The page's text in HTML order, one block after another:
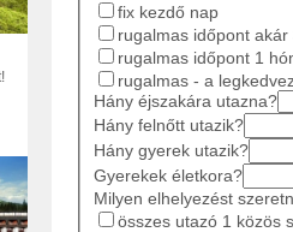
fix kezdő nap
rugalmas időpont
rugalmas időpont 1
rugalmas - a
Hány éjszakára utazna?
Hány felnőtt utazik?
Hány gyerek utazik?
Gyerekek életkora?
Milyen elhelyezést
összes utazó 1 közös